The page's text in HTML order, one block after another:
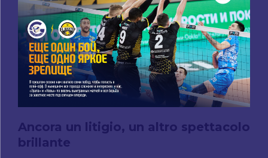
Ancora un litigio, un altro spettacolo
brillante